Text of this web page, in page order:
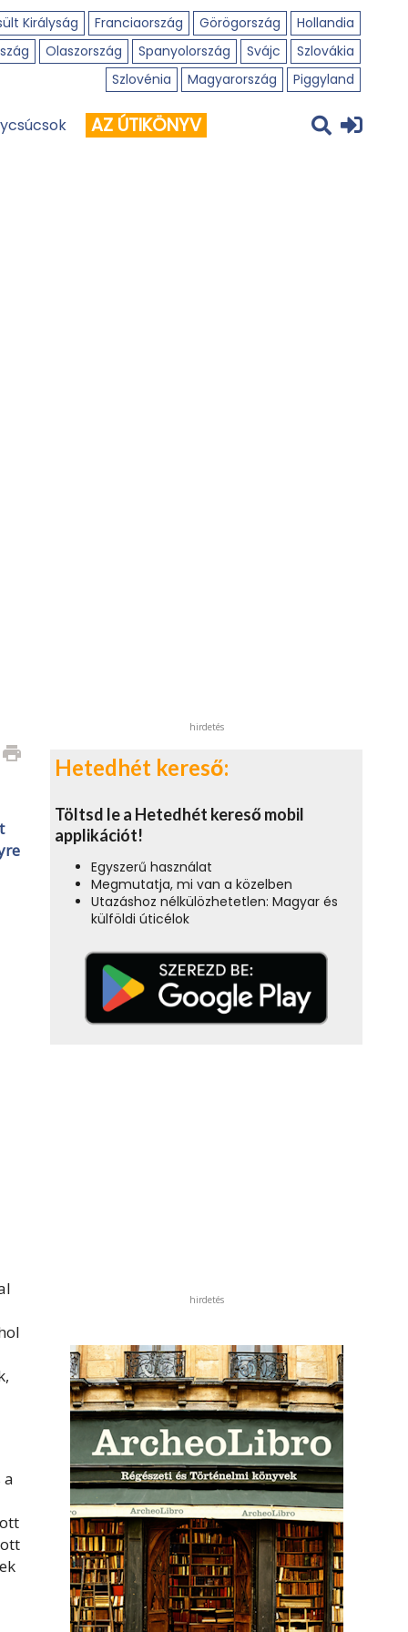
Királyság Franciaország Görögország
Hollandia
Olaszország Spanyolország Svájc
Szlovákia
Szlovénia
Magyarország Piggyland
AZ ÚTIKÖNYV
print
a
hirdetés
Hetedhét kereső:
Töltsd le a Hetedhét kereső mobil
applikációt!
Egyszerű használat
Megmutatja, mi van a közelben
Utazáshoz nélkülözhetetlen: Magyar és
külföldi úticélok
hirdetés